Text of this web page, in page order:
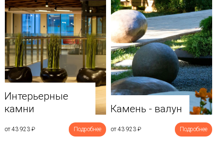
Интерьерные
камни
от 43 923 ₽ Подробнее
Камень - валун
от 43 923 ₽ Подробнее